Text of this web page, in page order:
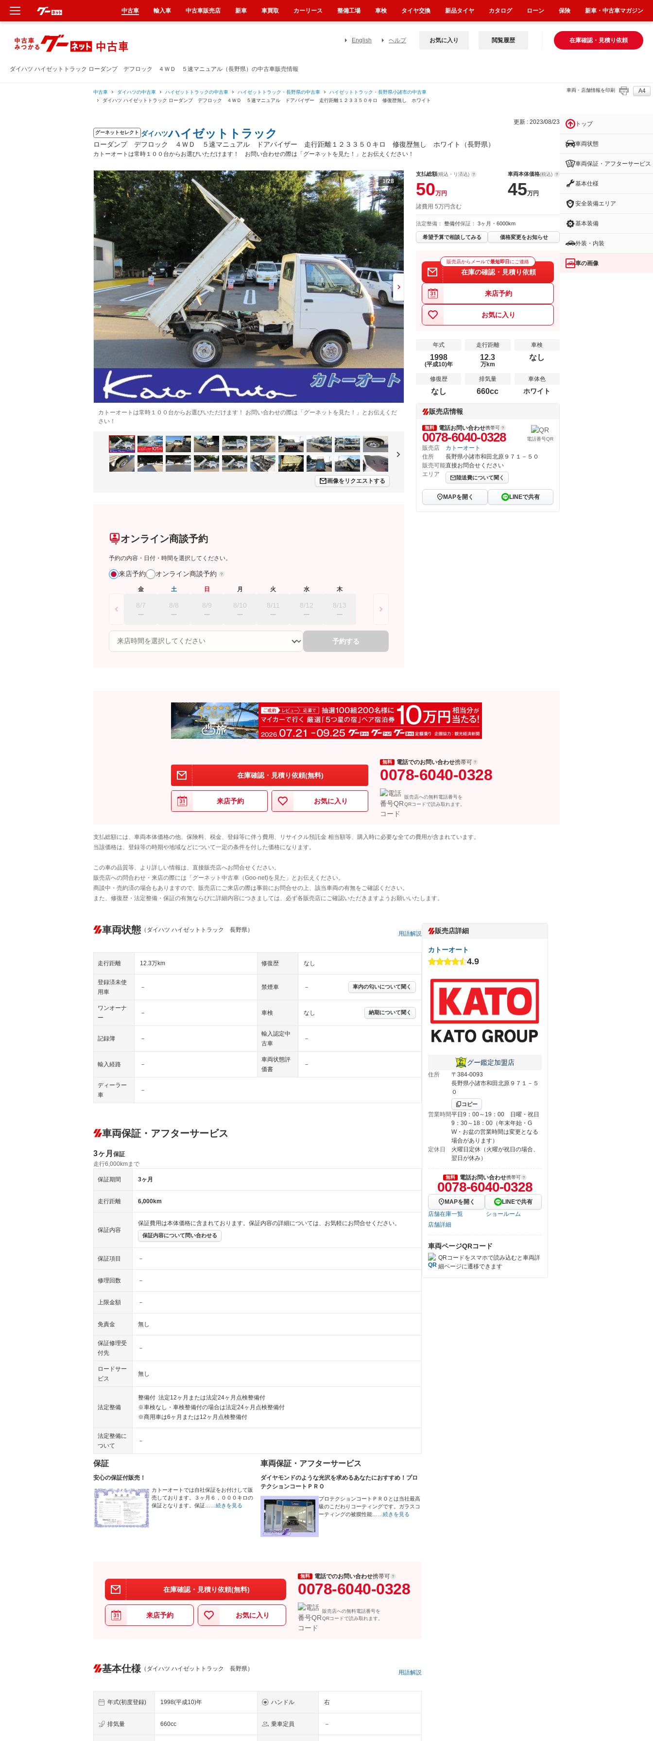
ダイハツ ハイゼットトラック ローダンプ デフロック ４ＷＤ ５速マニュアル（長野県）の中古車販売情報
English ヘルプ 在庫確認・見積り依頼
お気に入り 閲覧履歴
中古車 ダイハツの中古車 ハイゼットトラックの中古車 ハイゼットトラック・長野県の中古車
ハイゼットトラック・長野県小諸市の中古車
ダイハツ ハイゼットトラック ローダンプ デフロック ４ＷＤ ５速マニュアル ドアバイザー 走行距離１２３３５０キロ 修復歴無し ホワイト
車両・店舗情報を印刷 A4
更新 : 2023/08/23
グーネットセレクト ダイハツハイゼットトラック
ローダンプ デフロック ４ＷＤ ５速マニュアル ドアバイザー 走行距離１２３３５０キロ 修復歴無し ホワイト（長野県）
カトーオートは常時１００台からお選びいただけます！ お問い合わせの際は「グーネットを見た！」とお伝えください！
1/28
カトーオートは常時１００台からお選びいただけます！ お問い合わせの際は「グーネットを見た！」とお伝えくだ
さい！
画像をリクエストする
オンライン商談予約
予約の内容・日付・時間を選択してください。
来店予約 オンライン商談予約
金
8/7
土
8/8
日
8/9
月
8/10
火
8/11
水
8/12
木
8/13
予約する
支払総額(税込・リ済込)
50万円
車両本体価格(税込)
45万円
諸費用 5万円含む
法定整備： 整備付保証： 3ヶ月・6000km
希望予算で相談してみる 価格変更をお知らせ
販売店からメールで最短即日 にご連絡
在庫の確認・見積り依頼
来店予約
お気に入り
年式
1998
(平成10)年
走行距離
12.3
万km
車検
なし
修復歴
なし
排気量
660cc
車体色
ホワイト
販売店情報
無料 電話お問い合わせ携帯可
0078-6040-0328 電話番号QR
販売店
カトーオート
住所
長野県小諸市和田北原９７１－５０
販売可能
エリア
直接お問合せください
陸送費について聞く
MAPを開く LINEで共有
在庫確認・見積り依頼(無料)
来店予約 お気に入り
無料 電話でのお問い合わせ携帯可
0078-6040-0328
販売店への無料電話番号を
QRコードで読み取れます。
支払総額には、車両本体価格の他、保険料、税金、登録等に伴う費用、リサイクル預託金 相当額等、購入時に必要な全ての費用が含まれています。
当該価格は、登録等の時期や地域などについて一定の条件を付した価格になります。
この車の品質等、より詳しい情報は、直接販売店へお問合せください。
販売店への問合わせ・来店の際には「グーネット中古車（Goo-net)を見た」とお伝えください。
商談中・売約済の場合もありますので、販売店にご来店の際は事前にお問合せの上、該当車両の有無をご確認ください。
また、修復歴・法定整備・保証の有無ならびに詳細内容につきましては、必ず各販売店にご確認いただきますようお願いいたします。
車両状態 （ダイハツ ハイゼットトラック 長野県）
用語解説
走行距離 12.3万km 修復歴 なし
登録済未使
用車
－ 禁煙車 － 車内の匂いについて聞く
ワンオーナ
ー
－ 車検 なし 納期について聞く
記録簿 －
輸入認定中
古車
－
輸入経路 －
車両状態評
価書
－
ディーラー
車
－
車両保証・アフターサービス
3ヶ月 保証
走行6,000kmまで
保証期間 3ヶ月
走行距離 6,000km
保証内容
保証費用は本体価格に含まれております。保証内容の詳細については、お気軽にお問合せください。
保証内容について問い合わせる
保証項目 －
修理回数 －
上限金額 －
免責金 無し
保証修理受
付先
－
ロードサー
ビス
無し
法定整備
整備付 法定12ヶ月または法定24ヶ月点検整備付
※車検なし・車検整備付の場合は法定24ヶ月点検整備付
※商用車は6ヶ月または12ヶ月点検整備付
法定整備に
ついて
－
保証
安心の保証付販売！
カトーオートでは自社保証をお付けして販
売しております。３ヶ月６，０００キロの
保証となります。保証…
…続きを見る
車両保証・アフターサービス
ダイヤモンドのような光沢を求めるあなたにおすすめ！プロ
テクションコートＰＲＯ
プロテクションコートＰＲＯとは当社最高
級のこだわりコーティングです。ガラスコ
ーティングの被膜性能…
…続きを見る
在庫確認・見積り依頼(無料)
来店予約 お気に入り
無料 電話でのお問い合わせ携帯可
0078-6040-0328
販売店への無料電話番号を
QRコードで読み取れます。
基本仕様 （ダイハツ ハイゼットトラック 長野県）
用語解説
年式(初度登録) 1998(平成10)年 ハンドル 右
排気量 660cc 乗車定員 －
販売店詳細
カトーオート
4.9
グー鑑定加盟店
住所
〒384-0093
長野県小諸市和田北原９７１－５
０
コピー
営業時間平日9：00～19：00 日曜・祝日
9：30～18：00（年末年始・G
W・お盆の営業時間は変更となる
場合があります）
定休日
火曜日定休（火曜が祝日の場合、
翌日が休み）
無料 電話お問い合わせ携帯可
0078-6040-0328
MAPを開く
LINEで共有
店舗在庫一覧
ショールーム
店舗詳細
車両ページQRコード
QRコードをスマホで読み込むと車両詳
細ページに遷移できます
トップ
車両状態
車両保証・アフターサービス
基本仕様
安全装備エリア
基本装備
外装・内装
車の画像
中古車 輸入車 中古車販売店 新車 車買取 カーリース 整備工場 車検 タイヤ交換 新品タイヤ カタログ ローン 保険 新車・中古車マガジン
新車
中古車